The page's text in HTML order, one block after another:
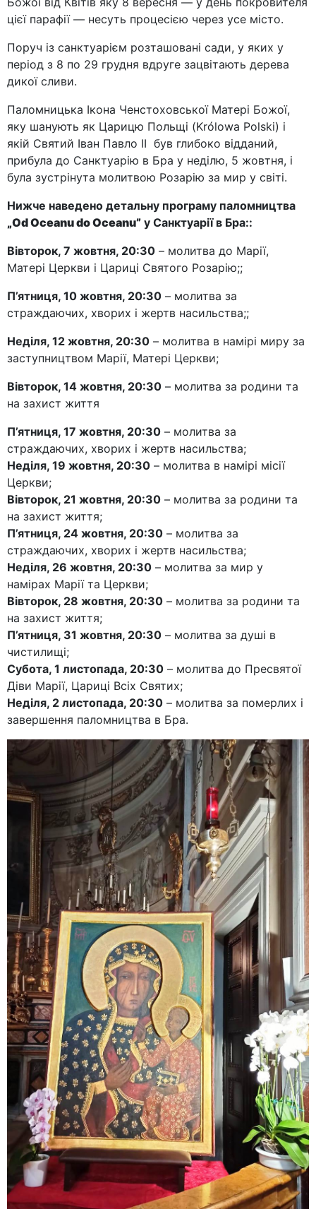
цієї парафії — несуть процесією через усе місто.
Поруч із санктуарієм розташовані сади, у яких у
період з 8 по 29 грудня вдруге зацвітають дерева
дикої сливи.
Паломницька Ікона Ченстоховської Матері Божої,
яку шанують як Царицю Польщі (Królowa Polski) і
якій Святий Іван Павло ІІ був глибоко відданий,
прибула до Санктуарію в Бра у неділю, 5 жовтня, і
була зустрінута молитвою Розарію за мир у світі.
Нижче наведено детальну програму паломництва
„Od Oceanu do Oceanu” у Санктуарії в Бра::
Вівторок, 7 жовтня, 20:30 – молитва до Марії,
Матері Церкви і Цариці Святого Розарію;;
П’ятниця, 10 жовтня, 20:30 – молитва за
страждаючих, хворих і жертв насильства;;
Неділя, 12 жовтня, 20:30 – молитва в намірі миру за
заступництвом Марії, Матері Церкви;
Вівторок, 14 жовтня, 20:30 – молитва за родини та
на захист життя
П’ятниця, 17 жовтня, 20:30 – молитва за
страждаючих, хворих і жертв насильства;
Неділя, 19 жовтня, 20:30 – молитва в намірі місії
Церкви;
Вівторок, 21 жовтня, 20:30 – молитва за родини та
на захист життя;
П’ятниця, 24 жовтня, 20:30 – молитва за
страждаючих, хворих і жертв насильства;
Неділя, 26 жовтня, 20:30 – молитва за мир у
намірах Марії та Церкви;
Вівторок, 28 жовтня, 20:30 – молитва за родини та
на захист життя;
П’ятниця, 31 жовтня, 20:30 – молитва за душі в
чистилищі;
Субота, 1 листопада, 20:30 – молитва до Пресвятої
Діви Марії, Цариці Всіх Святих;
Неділя, 2 листопада, 20:30 – молитва за померлих і
завершення паломництва в Бра.